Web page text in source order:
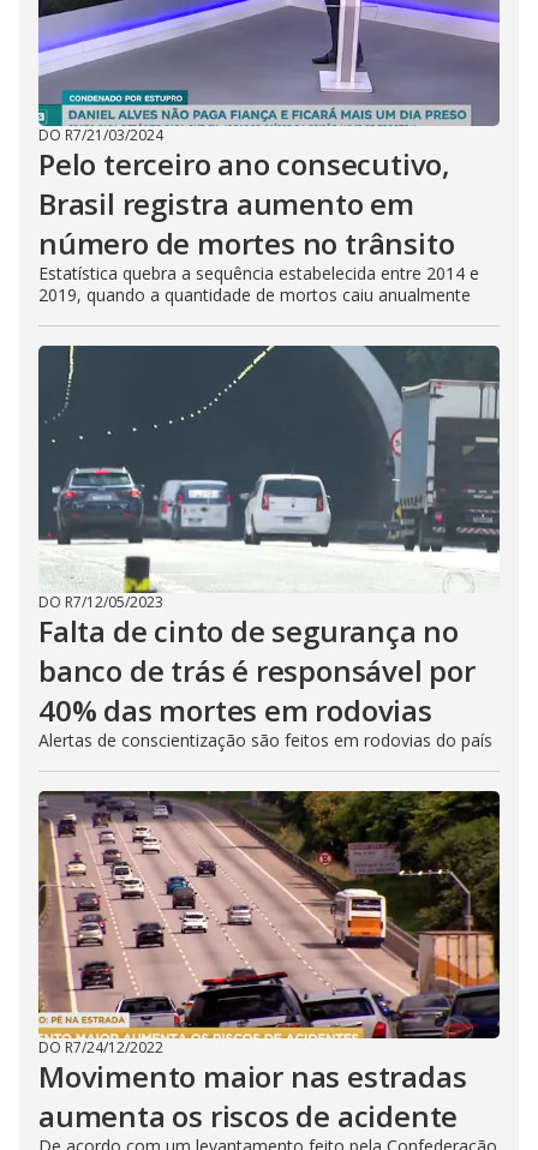
DO R7/21/03/2024
Pelo terceiro ano consecutivo,
Brasil registra aumento em
número de mortes no trânsito
Estatística quebra a sequência estabelecida entre 2014 e
2019, quando a quantidade de mortos caiu anualmente
DO R7/12/05/2023
Falta de cinto de segurança no
banco de trás é responsável por
40% das mortes em rodovias
Alertas de conscientização são feitos em rodovias do país
DO R7/24/12/2022
Movimento maior nas estradas
aumenta os riscos de acidente